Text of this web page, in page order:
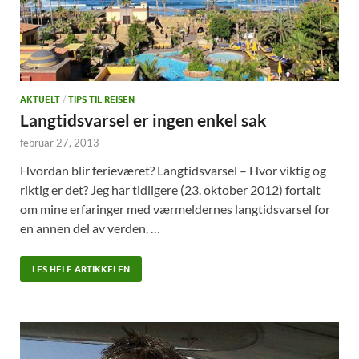
AKTUELT / TIPS TIL REISEN
Langtidsvarsel er ingen enkel sak
februar 27, 2013
Hvordan blir ferieværet? Langtidsvarsel – Hvor viktig og
riktig er det? Jeg har tidligere (23. oktober 2012) fortalt
om mine erfaringer med værmeldernes langtidsvarsel for
en annen del av verden. …
LES HELE ARTIKKELEN